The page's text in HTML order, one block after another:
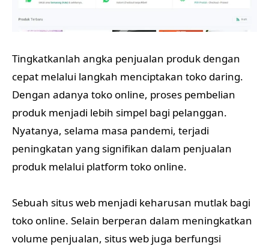
Tingkatkanlah angka penjualan produk dengan
cepat melalui langkah menciptakan toko daring.
Dengan adanya toko online, proses pembelian
produk menjadi lebih simpel bagi pelanggan.
Nyatanya, selama masa pandemi, terjadi
peningkatan yang signifikan dalam penjualan
produk melalui platform toko online.
Sebuah situs web menjadi keharusan mutlak bagi
toko online. Selain berperan dalam meningkatkan
volume penjualan, situs web juga berfungsi